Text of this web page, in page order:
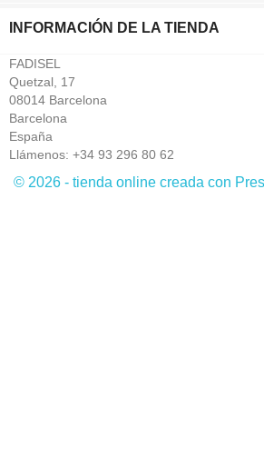
INFORMACIÓN DE LA TIENDA
FADISEL
Quetzal, 17
08014 Barcelona
Barcelona
España
Llámenos: +34 93 296 80 62
© 2026 - tienda online creada con